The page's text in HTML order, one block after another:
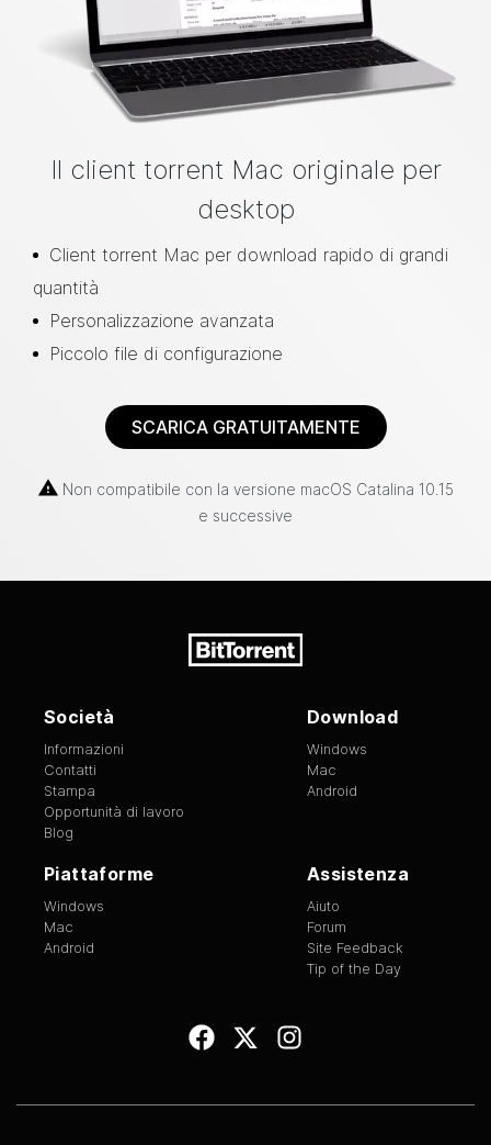
Il client torrent Mac originale per
desktop
Client torrent Mac per download rapido di grandi
quantità
Personalizzazione avanzata
Piccolo file di configurazione
SCARICA GRATUITAMENTE
Non compatibile con la versione macOS Catalina 10.15
e successive
Società
Informazioni
Contatti
Stampa
Opportunità di lavoro
Blog
Download
Windows
Mac
Android
Piattaforme
Windows
Mac
Android
Assistenza
Aiuto
Forum
Site Feedback
Tip of the Day